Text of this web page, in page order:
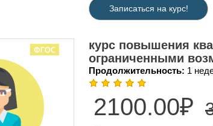
Записаться на курс!
курс повышения
ограниченными
Продолжительность: 1
2100.00₽